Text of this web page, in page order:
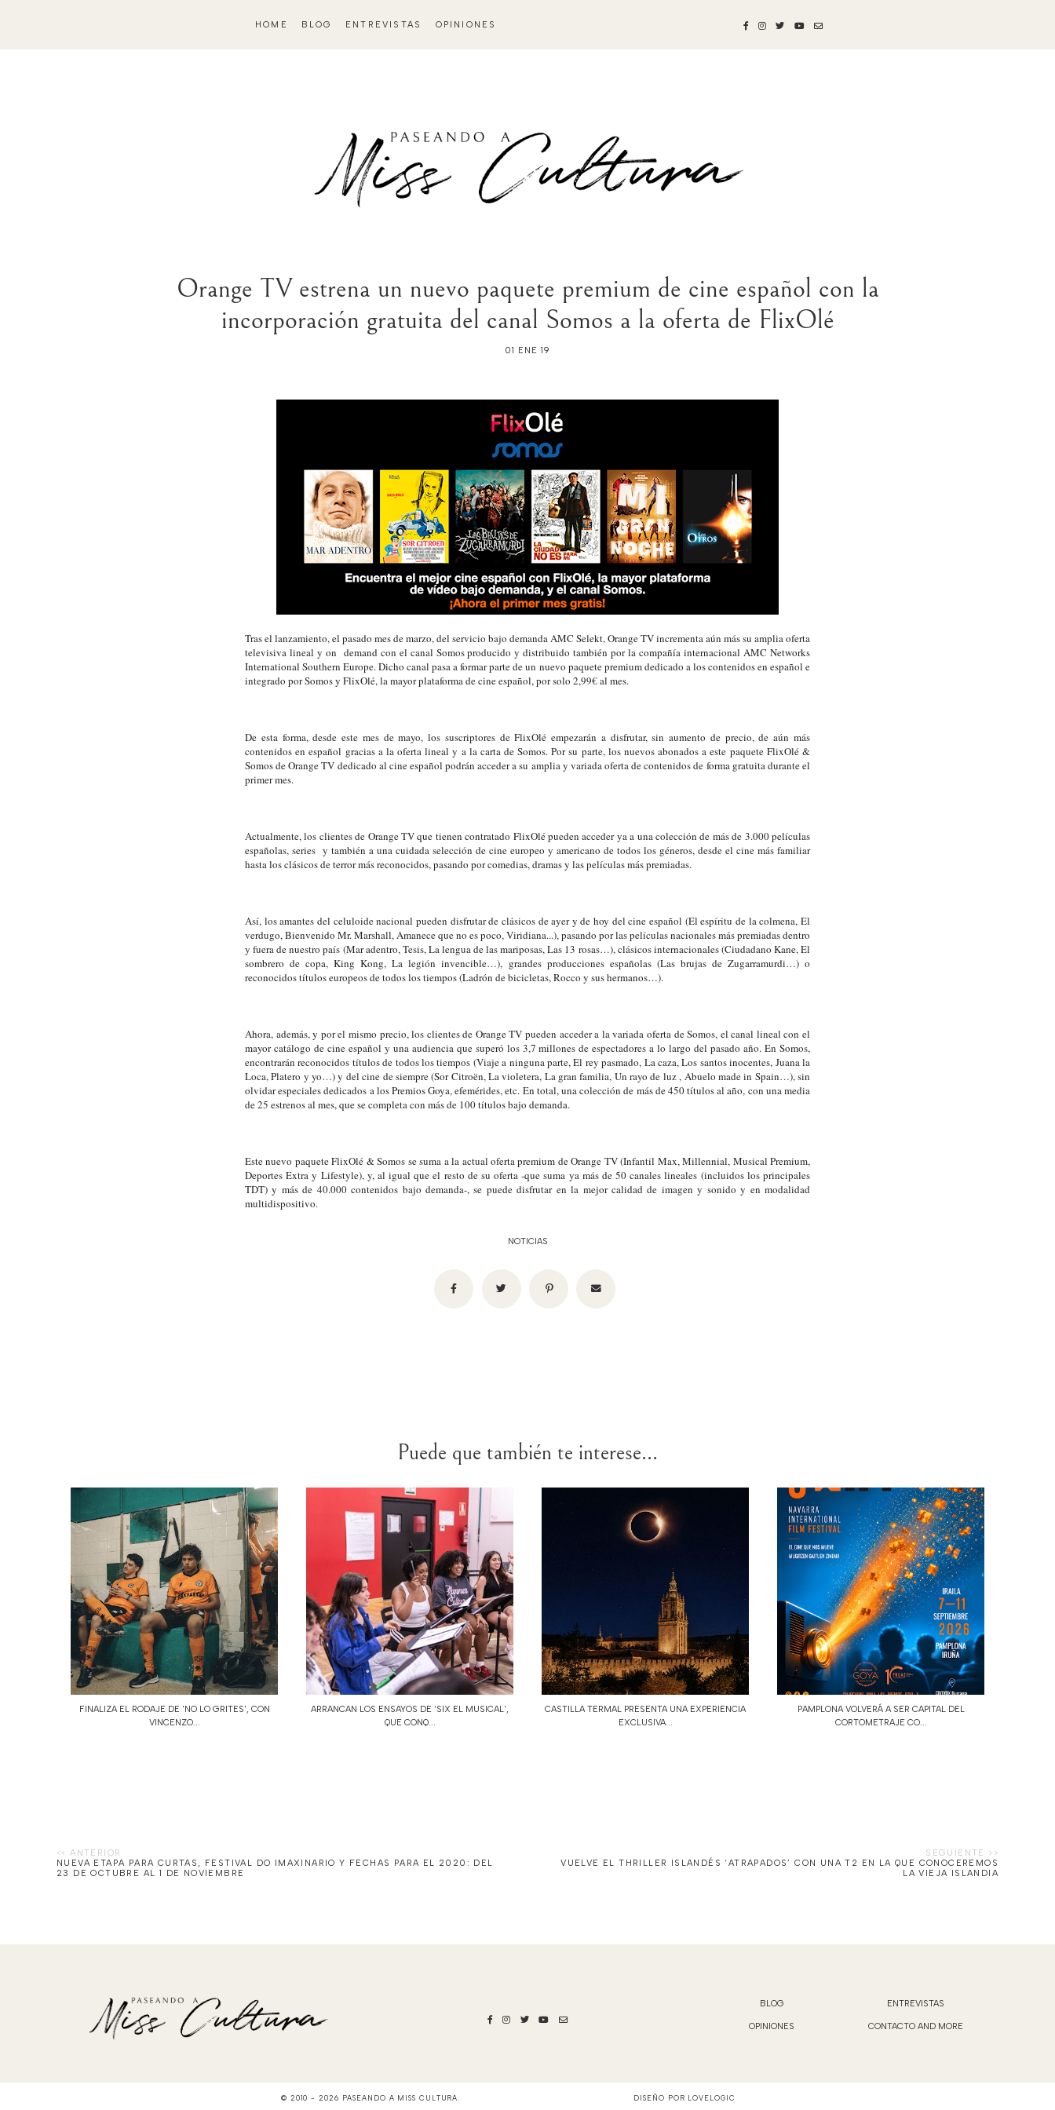
HOME BLOG ENTREVISTAS OPINIONES
Orange TV estrena un nuevo paquete premium de cine español con la
incorporación gratuita del canal Somos a la oferta de FlixOlé
01 ENE 19
Tras el lanzamiento, el pasado mes de marzo, del servicio bajo demanda AMC Selekt, Orange TV incrementa aún más su amplia oferta
televisiva lineal y on demand con el canal Somos producido y distribuido también por la compañía internacional AMC Networks
International Southern Europe. Dicho canal pasa a formar parte de un nuevo paquete premium dedicado a los contenidos en español e
integrado por Somos y FlixOlé, la mayor plataforma de cine español, por solo 2,99€ al mes.
De esta forma, desde este mes de mayo, los suscriptores de FlixOlé empezarán a disfrutar, sin aumento de precio, de aún más
contenidos en español gracias a la oferta lineal y a la carta de Somos. Por su parte, los nuevos abonados a este paquete FlixOlé &
Somos de Orange TV dedicado al cine español podrán acceder a su amplia y variada oferta de contenidos de forma gratuita durante el
primer mes.
Actualmente, los clientes de Orange TV que tienen contratado FlixOlé pueden acceder ya a una colección de más de 3.000 películas
españolas, series y también a una cuidada selección de cine europeo y americano de todos los géneros, desde el cine más familiar
hasta los clásicos de terror más reconocidos, pasando por comedias, dramas y las películas más premiadas.
Así, los amantes del celuloide nacional pueden disfrutar de clásicos de ayer y de hoy del cine español (El espíritu de la colmena, El
verdugo, Bienvenido Mr. Marshall, Amanece que no es poco, Viridiana...), pasando por las películas nacionales más premiadas dentro
y fuera de nuestro país (Mar adentro, Tesis, La lengua de las mariposas, Las 13 rosas…), clásicos internacionales (Ciudadano Kane, El
sombrero de copa, King Kong, La legión invencible…), grandes producciones españolas (Las brujas de Zugarramurdi…) o
reconocidos títulos europeos de todos los tiempos (Ladrón de bicicletas, Rocco y sus hermanos…).
Ahora, además, y por el mismo precio, los clientes de Orange TV pueden acceder a la variada oferta de Somos, el canal lineal con el
mayor catálogo de cine español y una audiencia que superó los 3,7 millones de espectadores a lo largo del pasado año. En Somos,
encontrarán reconocidos títulos de todos los tiempos (Viaje a ninguna parte, El rey pasmado, La caza, Los santos inocentes, Juana la
Loca, Platero y yo…) y del cine de siempre (Sor Citroën, La violetera, La gran familia, Un rayo de luz , Abuelo made in Spain…), sin
olvidar especiales dedicados a los Premios Goya, efemérides, etc. En total, una colección de más de 450 títulos al año, con una media
de 25 estrenos al mes, que se completa con más de 100 títulos bajo demanda.
Este nuevo paquete FlixOlé & Somos se suma a la actual oferta premium de Orange TV (Infantil Max, Millennial, Musical Premium,
Deportes Extra y Lifestyle), y, al igual que el resto de su oferta -que suma ya más de 50 canales lineales (incluidos los principales
TDT) y más de 40.000 contenidos bajo demanda-, se puede disfrutar en la mejor calidad de imagen y sonido y en modalidad
multidispositivo.
NOTICIAS
Puede que también te interese...
FINALIZA EL RODAJE DE 'NO LO GRITES', CON
VINCENZO...
ARRANCAN LOS ENSAYOS DE ‘SIX EL MUSICAL',
QUE CONQ...
CASTILLA TERMAL PRESENTA UNA EXPERIENCIA
EXCLUSIVA...
PAMPLONA VOLVERÁ A SER CAPITAL DEL
CORTOMETRAJE CO...
NUEVA ETAPA PARA CURTAS, FESTIVAL DO IMAXINARIO Y FECHAS PARA EL 2020: DEL
23 DE OCTUBRE AL 1 DE NOVIEMBRE
VUELVE EL THRILLER ISLANDÉS ‘ATRAPADOS’ CON UNA T2 EN LA QUE CONOCEREMOS
LA VIEJA ISLANDIA
BLOG ENTREVISTAS
OPINIONES CONTACTO AND MORE
© 2010 -2026 PASEANDO A MISS CULTURA DISEÑO POR LOVELOGIC